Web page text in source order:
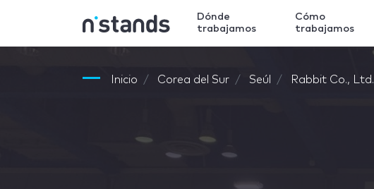
Dónde
trabajamos
Cómo
trabajamos
Inicio Corea del Sur Seúl Rabbit Co., Ltd.